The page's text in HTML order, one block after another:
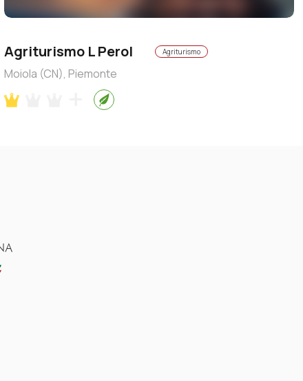
Agriturismo L Perol Agriturismo
Moiola (CN), Piemonte